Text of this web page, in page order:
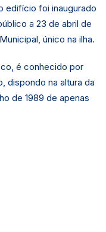
edifício foi inaugurado
a 23 de abril de
único na ilha.
é conhecido por
dispondo na altura da
de 1989 de apenas